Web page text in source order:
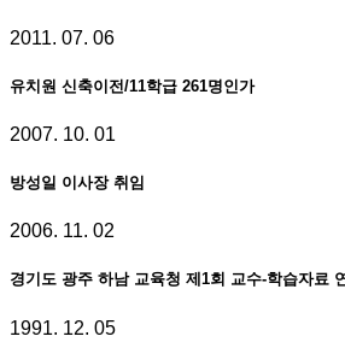
2011. 07. 06
유치원 신축이전/11학급 261명인가
2007. 10. 01
방성일 이사장 취임
2006. 11. 02
경기도 광주 하남 교육청 제1회 교수-학습자료
1991. 12. 05